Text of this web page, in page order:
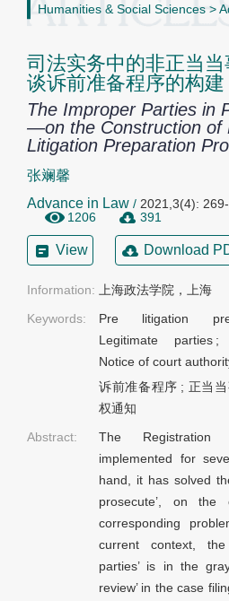
Humanities & Social Sciences >
司法实务中的非正当
谈诉前准备程序的构建
The Improper Parties in
—on the Construction of
Litigation Preparation
张斓馨
Advance in Law / 2021,3(4):
1206
391
View Download
Information: 上海政法学院，上海
Keywords:
Pre litigation
Legitimate parties ;
Notice of court
诉前准备程序 ; 正当当
权通知
Abstract:
The
implemented for
hand, it has solved
prosecute’, on
corresponding
current context,
parties’ is in the
review’ in the case